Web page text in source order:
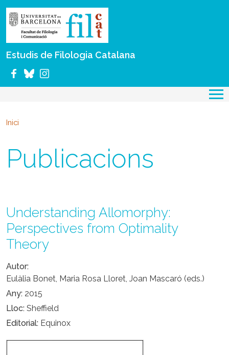
Estudis de Filologia Catalana
Inici
Publicacions
Understanding Allomorphy:
Perspectives from Optimality
Theory
Autor
Eulàlia Bonet, Maria Rosa Lloret, Joan Mascaró (eds.)
Any 2015
Lloc Sheffield
Editorial Equinox